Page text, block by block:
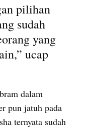
pilihan
sudah
yang
ucap
dalam
pun jatuh pada
ternyata sudah